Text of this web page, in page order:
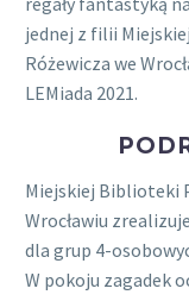
jednej z filii
Różewicza we
LEMiada 2021.
Miejskiej Biblioteki
Wrocławiu
dla grup 4-
W pokoju zagadek